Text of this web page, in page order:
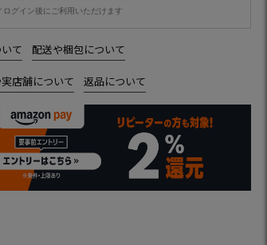
グイン後にご利用いただけます
て 配送や梱包について
店舗について 返品について